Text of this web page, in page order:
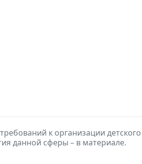
к организации
данной сферы – в материале.